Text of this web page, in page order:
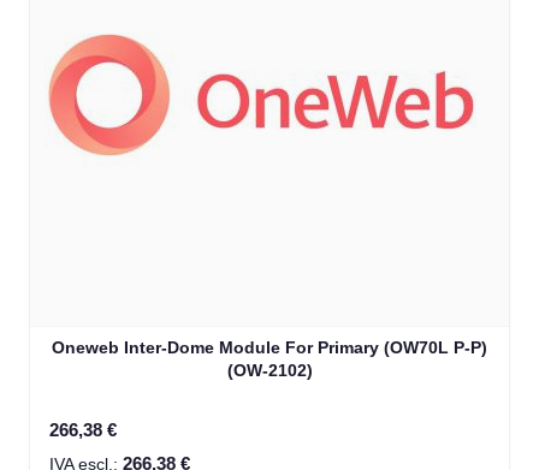
Oneweb Inter-Dome Module For Primary (OW70L P-P)
(OW-2102)
266,38 €
266,38 €